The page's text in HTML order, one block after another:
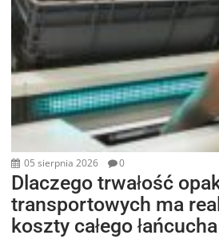
05 sierpnia 2026 0
Dlaczego trwałość
transportowych ma
koszty całego